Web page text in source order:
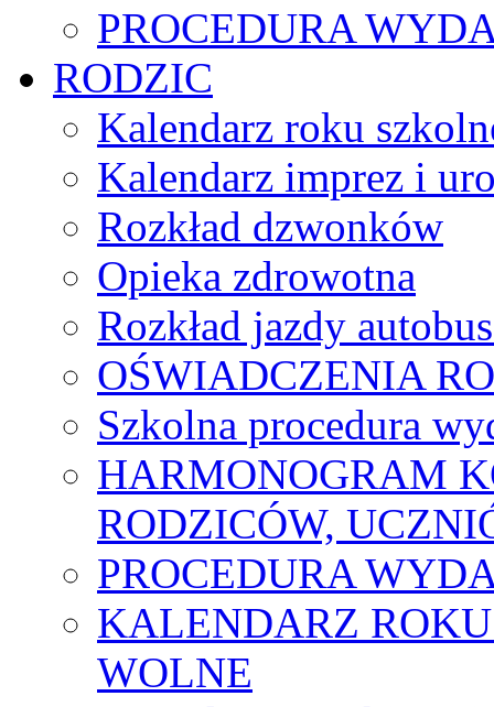
PROCEDURA
RODZIC
Kalendarz roku
Kalendarz imprez i
Rozkład dzwonków
Opieka zdrowotna
Rozkład jazdy
OŚWIADCZENIA
Szkolna procedura
HARMONOGRAM
RODZICÓW,
PROCEDURA
KALENDARZ
WOLNE